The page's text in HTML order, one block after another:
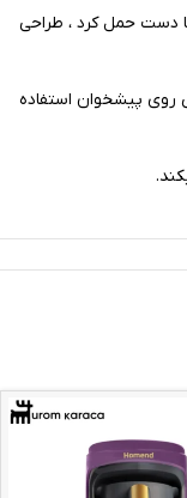
دست حمل کرد ، طراحی
به راحتی روی پیشخوان استفاده